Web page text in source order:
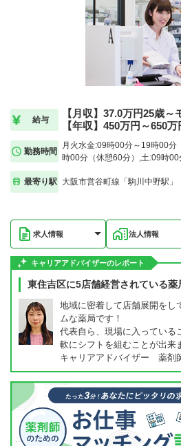
給与
【月収】37.0万円25歳～
【年収】450万円～650
勤務時間
月火水金:09時00分～19時00
時00分（休憩60分）,土:09時
最寄り駅 大阪市営谷町線「駒川中野駅」
求人情報 法人情報
キャリアアドバイザーのレポート
東住吉区に5店舗経営されている薬
地域に密着して店舗展開をし
ムな薬局です！
代表自ら、現場に入っている
軟にシフトを組むことが出来
キャリアアドバイザー 薬剤